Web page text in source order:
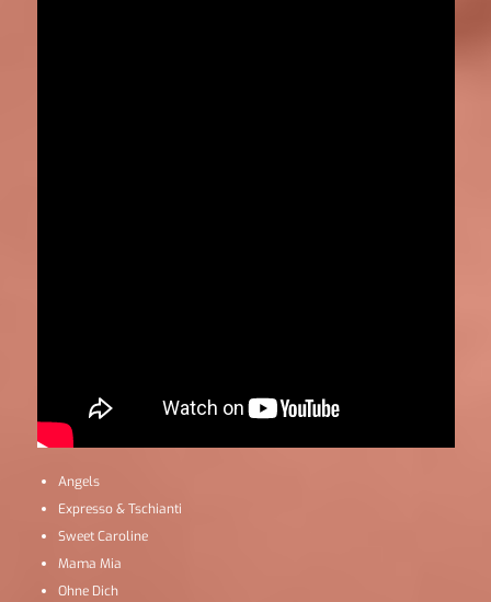
Angels
Expresso & Tschianti
Sweet Caroline
Mama Mia
Ohne Dich